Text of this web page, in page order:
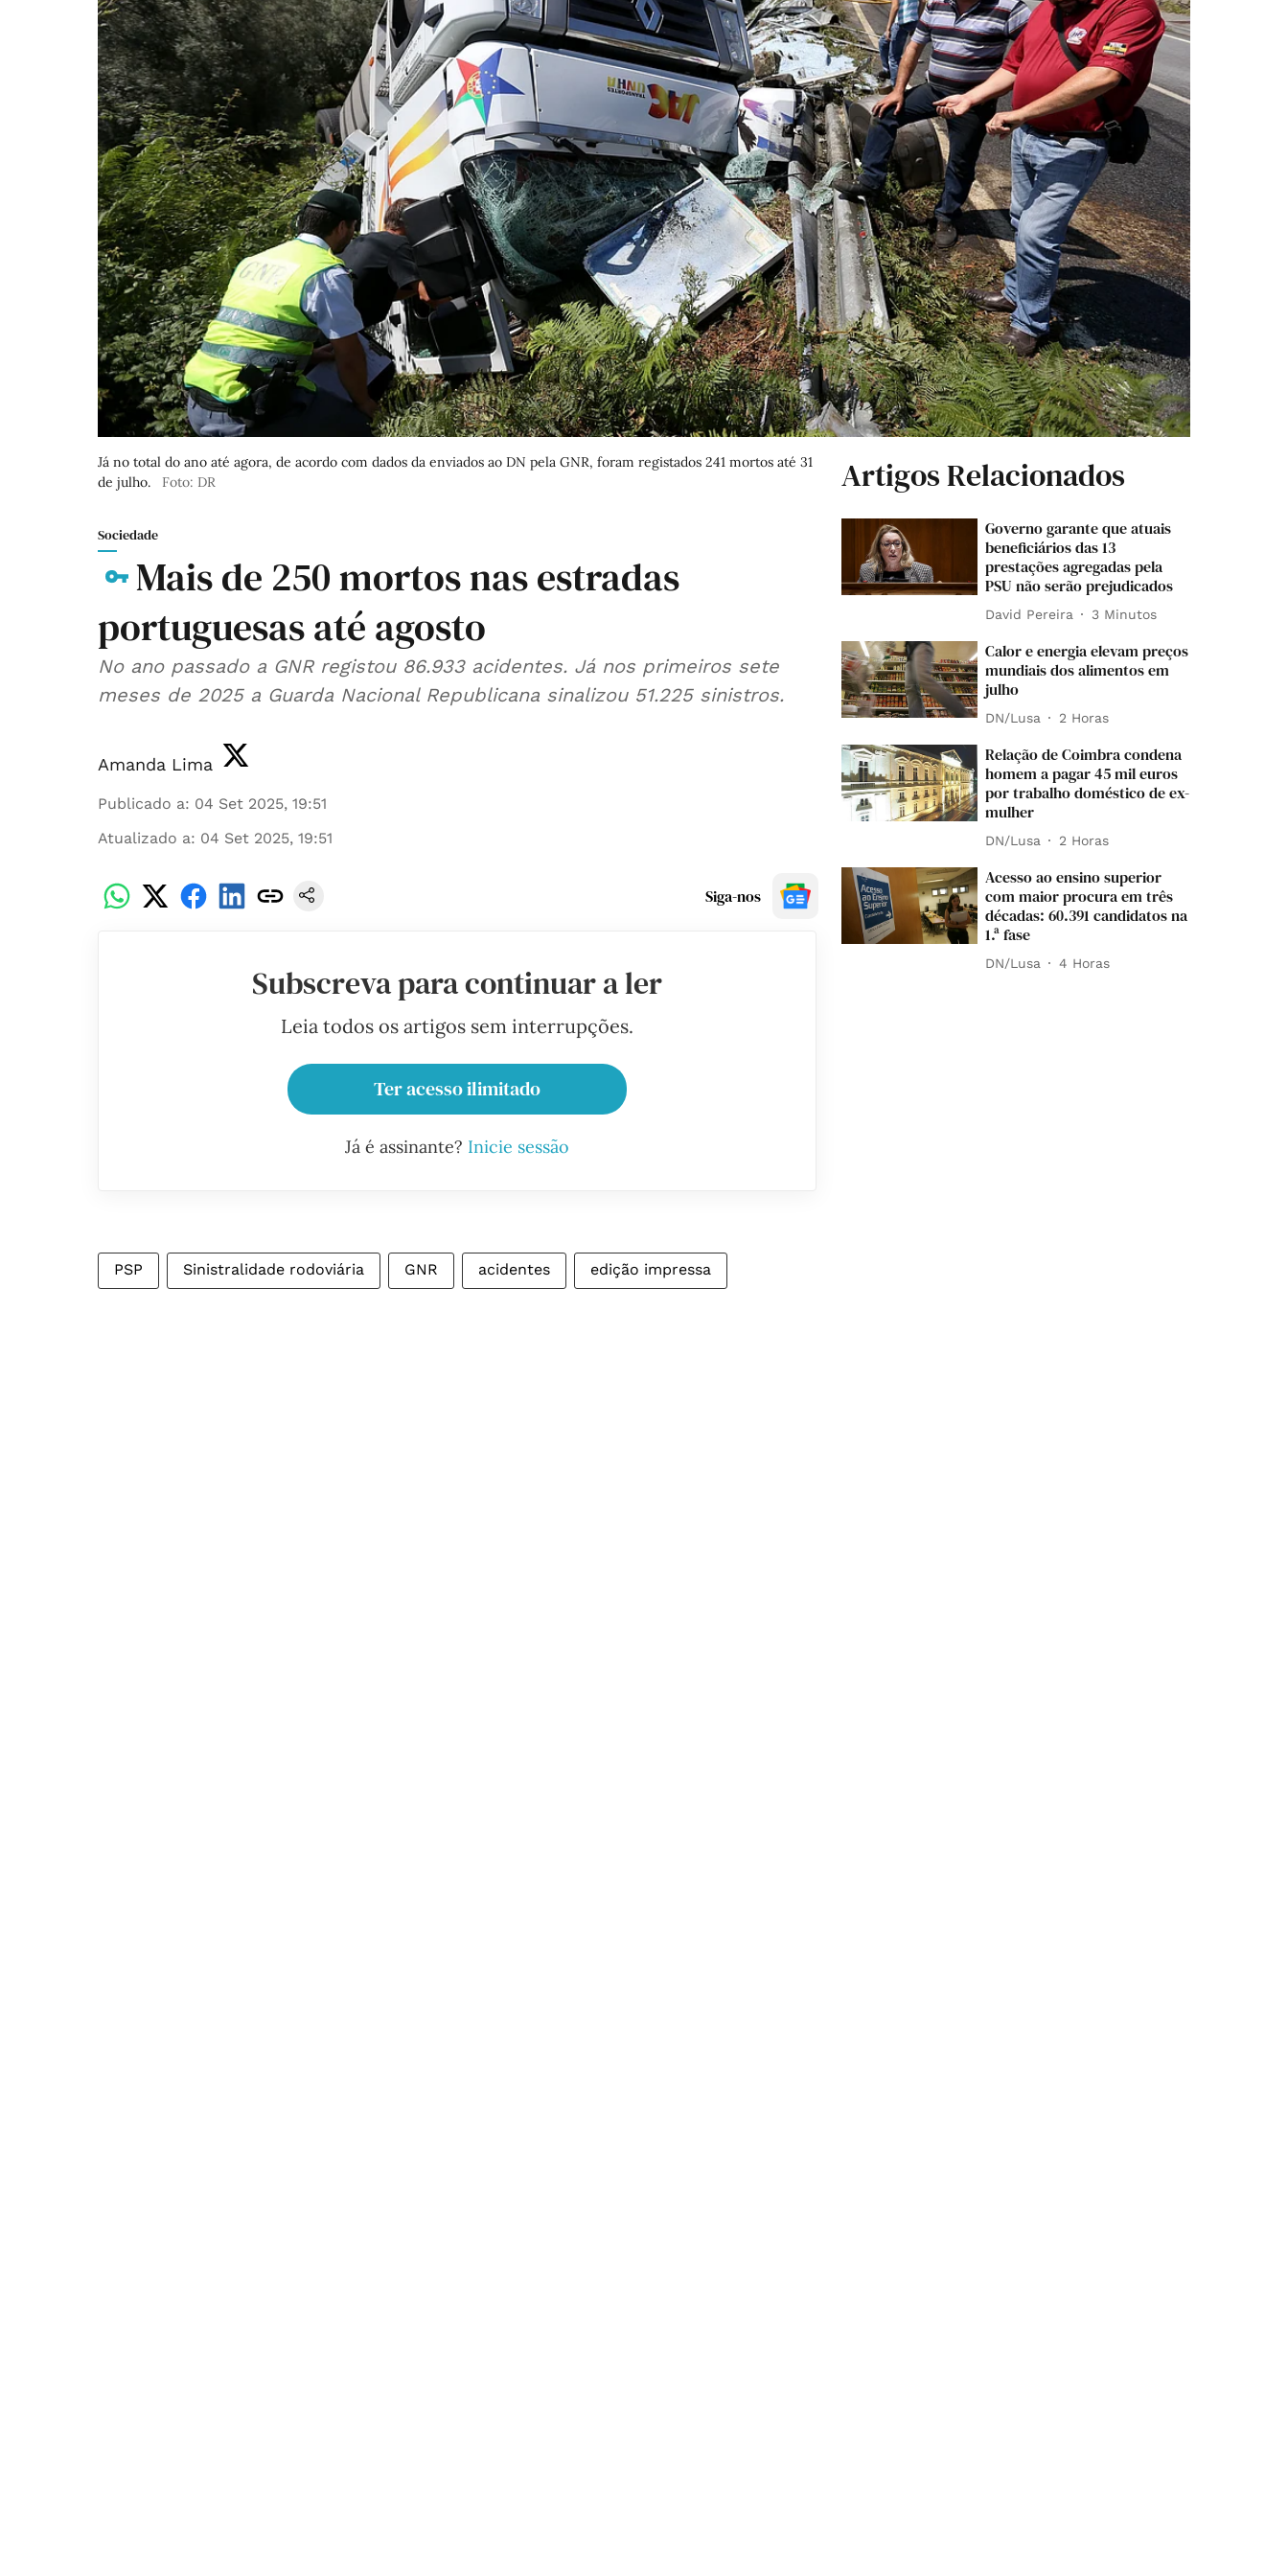
Já no total do ano até agora, de acordo com dados da enviados ao DN pela GNR, foram registados 241 mortos até 31
de julho.
Foto: DR
Sociedade
Mais de 250 mortos nas estradas
portuguesas até agosto
No ano passado a GNR registou 86.933 acidentes. Já nos primeiros sete
meses de 2025 a Guarda Nacional Republicana sinalizou 51.225 sinistros.
Amanda Lima
Publicado a: 04 Set 2025, 19:51
Atualizado a: 04 Set 2025, 19:51
Siga-nos
Subscreva para continuar a ler
Leia todos os artigos sem interrupções.
Ter acesso ilimitado
Já é assinante? Inicie sessão
PSP Sinistralidade rodoviária GNR acidentes edição impressa
Artigos Relacionados
Governo garante que atuais
beneficiários das 13
prestações agregadas pela
PSU não serão prejudicados
David Pereira 3 Minutos
Calor e energia elevam preços
mundiais dos alimentos em
julho
DN/Lusa 2 Horas
Relação de Coimbra condena
homem a pagar 45 mil euros
por trabalho doméstico de ex-
mulher
DN/Lusa 2 Horas
Acesso ao ensino superior
com maior procura em três
décadas: 60.391 candidatos na
1.ª fase
DN/Lusa 4 Horas